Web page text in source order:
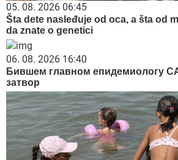
05. 08. 2026 06:45
Šta dete nasleđuje od oca, a šta od
da znate o genetici
06. 08. 2026 16:40
Бившем главном епидемиологу
затвор